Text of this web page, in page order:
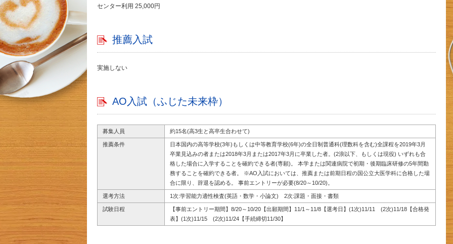
センター利用 25,000円
推薦入試
実施しない
AO入試（ふじた未来枠）
募集人員 約15名(高3生と高卒生合わせて)
推薦条件
日本国内の高等学校(3年)もしくは中等教育学校(6年)の全日制普通科(理数科を含む)全課程を2019年3月
卒業見込みの者または2018年3月または2017年3月に卒業した者。(2浪以下、もしくは現役) いずれも合
格した場合に入学することを確約できる者(専願)。 本学または関連病院で初期・後期臨床研修の5年間勤
務することを確約できる者。 ※AO入試においては、推薦または前期日程の国公立大医学科に合格した場
合に限り、辞退を認める。 事前エントリーが必要(8/20～10/20)。
選考方法 1次:学習能力適性検査(英語・数学・小論文) 2次:課題・面接・書類
試験日程
【事前エントリー期間】8/20～10/20【出願期間】11/1～11/8【選考日】(1次)11/11 (2次)11/18【合格発
表】(1次)11/15 (2次)11/24【手続締切11/30】